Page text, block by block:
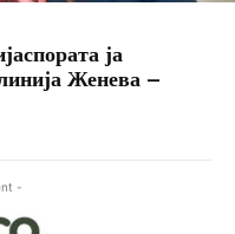
ја
Женева –
-